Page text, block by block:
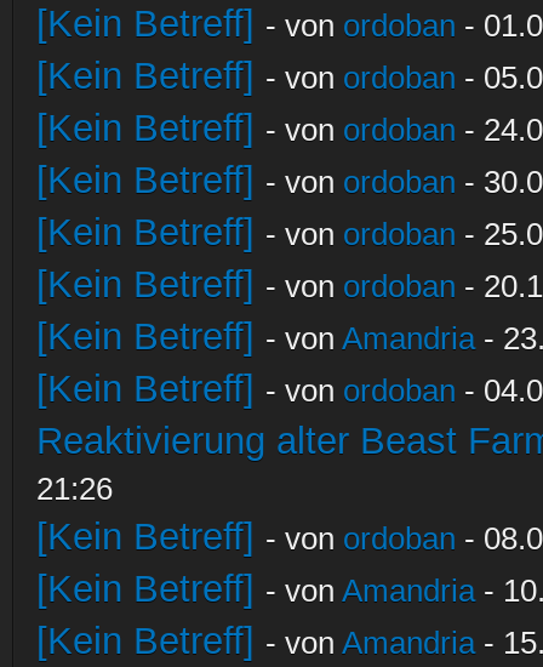
[Kein Betreff] - von ordoban -
[Kein Betreff] - von ordoban -
[Kein Betreff] - von ordoban -
[Kein Betreff] - von ordoban -
[Kein Betreff] - von ordoban -
[Kein Betreff] - von ordoban -
[Kein Betreff] - von Amandria-
[Kein Betreff] - von ordoban -
Reaktivierung alter Beast
21:26
[Kein Betreff] - von ordoban -
[Kein Betreff] - von Amandria-
[Kein Betreff] - von Amandria-